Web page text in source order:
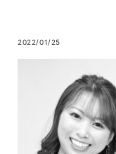
2022/01/25